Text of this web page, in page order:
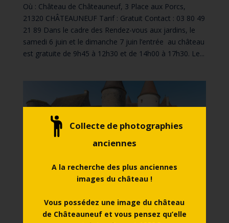
Collecte de photographies
anciennes
A la recherche des plus anciennes
images du château !
Vous possédez une image du château
de Châteauneuf et vous pensez qu’elle
Où : Château de Châteauneuf, 3 Place aux Porcs,
21320 CHÂTEAUNEUF Tarif : Gratuit Contact : 03 80 49
21 89 Dans le cadre des Rendez-vous aux jardins, le
samedi 6 juin et le dimanche 7 juin l’entrée au château
est gratuite de 9h45 à 12h30 et de 14h00 à 17h30. Le...
Dimanche 3 mai 2026
Entrée gratuite